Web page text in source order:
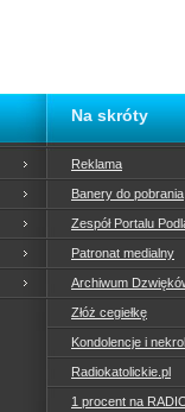
Na skróty
Reklama
Banery do pobrania
Zespół Portalu
Patronat medialny
Archiwum
Złóż cegiełkę
Kondolencje i
Radiokatolickie.pl
1 procent na